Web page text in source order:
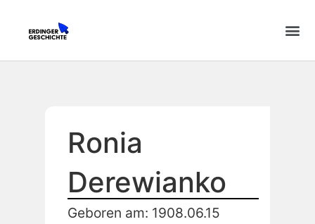
Ronia
Derewianko
Geboren am: 1908.06.15